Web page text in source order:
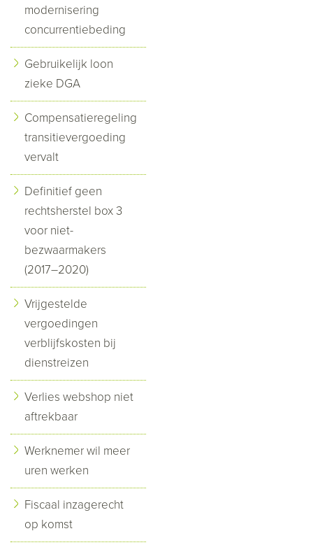
modernisering
concurrentiebeding
Gebruikelijk loon
zieke DGA
Compensatieregeling
transitievergoeding
vervalt
Definitief geen
rechtsherstel box 3
voor niet-
bezwaarmakers
(2017–2020)
Vrijgestelde
vergoedingen
verblijfskosten bij
dienstreizen
Verlies webshop niet
aftrekbaar
Werknemer wil meer
uren werken
Fiscaal inzagerecht
op komst